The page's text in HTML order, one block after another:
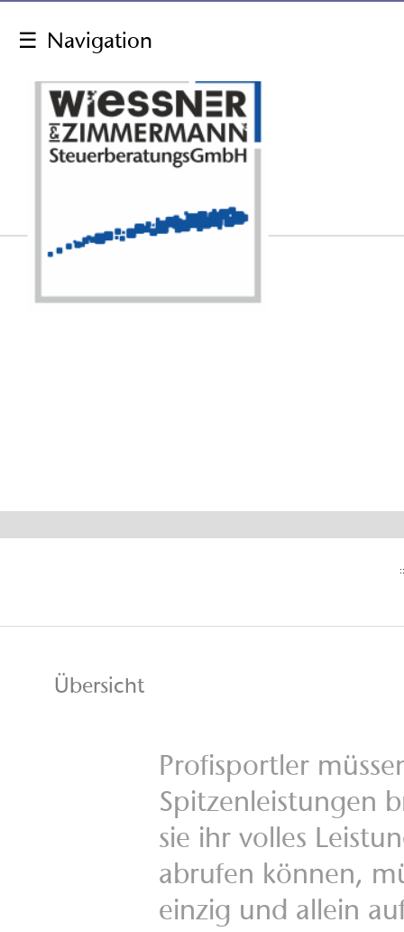
☰ Navigation
::
Übersicht
Profisportler
Spitzenleistungen
sie ihr volles
abrufen können,
einzig und allein